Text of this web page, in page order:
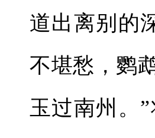
道出离别的
不堪愁，鹦
玉过南州。